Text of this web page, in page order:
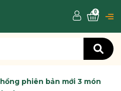
0
phiên bản mới 3 món